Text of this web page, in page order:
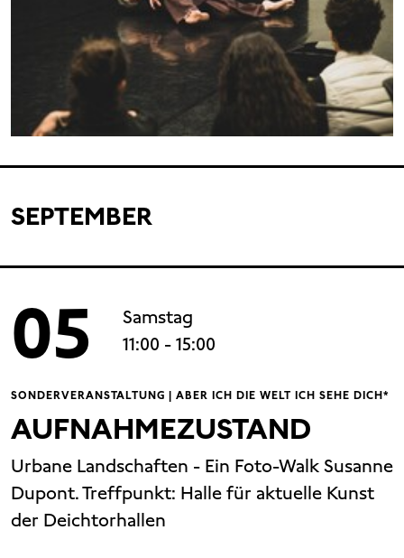
SEPTEMBER
05
Samstag
11:00 - 15:00
SONDERVERANSTALTUNG | ABER ICH DIE WELT ICH SEHE DICH*
AUFNAHMEZUSTAND
Urbane Landschaften - Ein Foto-Walk Susanne
Dupont. Treffpunkt: Halle für aktuelle Kunst
der Deichtorhallen